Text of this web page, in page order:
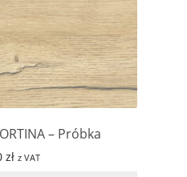
– Próbka
zł z VAT